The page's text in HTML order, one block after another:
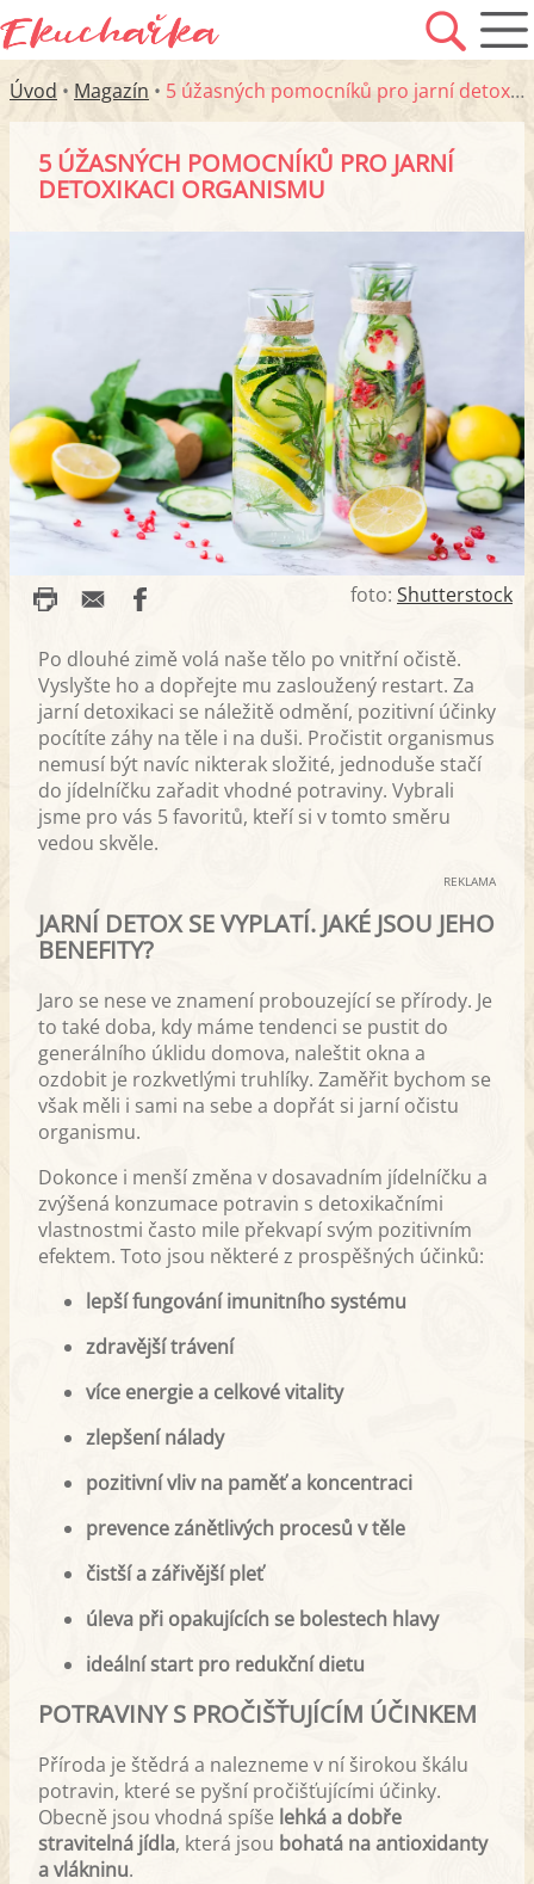
Úvod • Magazín • 5 úžasných pomocníků pro jarní detoxikaci organismu
5 ÚŽASNÝCH POMOCNÍKŮ PRO JARNÍ
DETOXIKACI ORGANISMU
foto: Shutterstock
Po dlouhé zimě volá naše tělo po vnitřní očistě.
Vyslyšte ho a dopřejte mu zasloužený restart. Za
jarní detoxikaci se náležitě odmění, pozitivní účinky
pocítíte záhy na těle i na duši. Pročistit organismus
nemusí být navíc nikterak složité, jednoduše stačí
do jídelníčku zařadit vhodné potraviny. Vybrali
jsme pro vás 5 favoritů, kteří si v tomto směru
vedou skvěle.
REKLAMA
JARNÍ DETOX SE VYPLATÍ. JAKÉ JSOU JEHO
BENEFITY?
Jaro se nese ve znamení probouzející se přírody. Je
to také doba, kdy máme tendenci se pustit do
generálního úklidu domova, naleštit okna a
ozdobit je rozkvetlými truhlíky. Zaměřit bychom se
však měli i sami na sebe a dopřát si jarní očistu
organismu.
Dokonce i menší změna v dosavadním jídelníčku a
zvýšená konzumace potravin s detoxikačními
vlastnostmi často mile překvapí svým pozitivním
efektem. Toto jsou některé z prospěšných účinků:
lepší fungování imunitního systému
zdravější trávení
více energie a celkové vitality
zlepšení nálady
pozitivní vliv na paměť a koncentraci
prevence zánětlivých procesů v těle
čistší a zářivější pleť
úleva při opakujících se bolestech hlavy
ideální start pro redukční dietu
POTRAVINY S PROČIŠŤUJÍCÍM ÚČINKEM
Příroda je štědrá a nalezneme v ní širokou škálu
potravin, které se pyšní pročišťujícími účinky.
Obecně jsou vhodná spíše lehká a dobře
stravitelná jídla, která jsou bohatá na antioxidanty
a vlákninu.